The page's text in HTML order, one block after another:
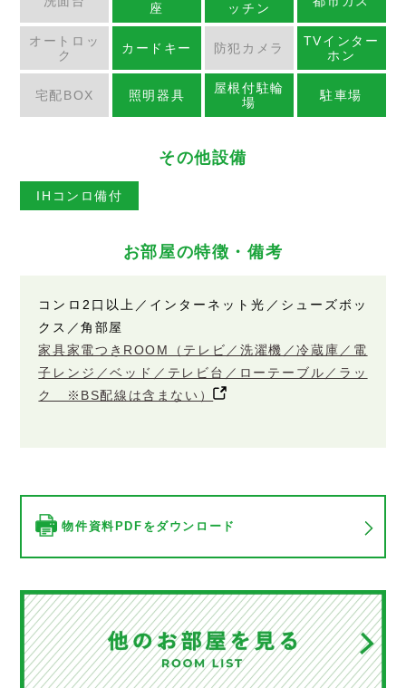
座
ッチン
オートロッ
ク
カードキー 防犯カメラ
TVインター
ホン
宅配BOX 照明器具
屋根付駐輪
場
駐車場
その他設備
IHコンロ備付
お部屋の特徴・備考
コンロ2口以上／インターネット光／シューズボッ
クス／角部屋
家具家電つきROOM（テレビ／洗濯機／冷蔵庫／電
子レンジ／ベッド／テレビ台／ローテーブル／ラッ
ク ※BS配線は含まない）
物件資料PDFをダウンロード